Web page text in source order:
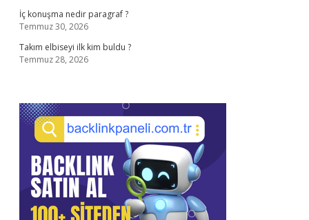
İç konuşma nedir paragraf ?
Temmuz 30, 2026
Takım elbiseyi ilk kim buldu ?
Temmuz 28, 2026